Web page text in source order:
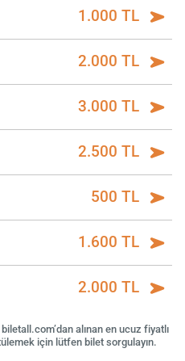
1.000 TL
2.000 TL
3.000 TL
2.500 TL
500 TL
1.600 TL
2.000 TL
alınan en ucuz fiyatlı
için lütfen bilet sorgulayın.